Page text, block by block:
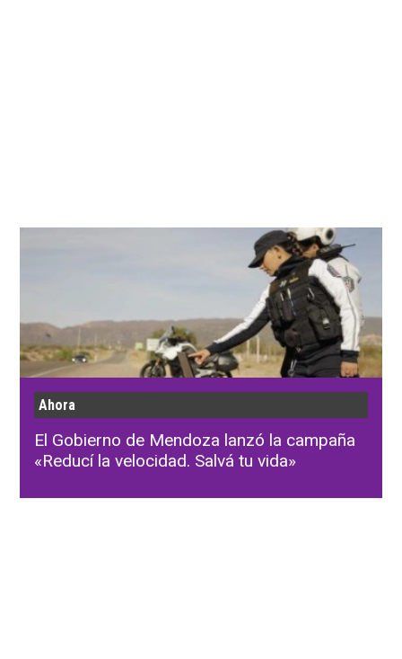
Ahora
El Gobierno de Mendoza lanzó la campaña
«Reducí la velocidad. Salvá tu vida»